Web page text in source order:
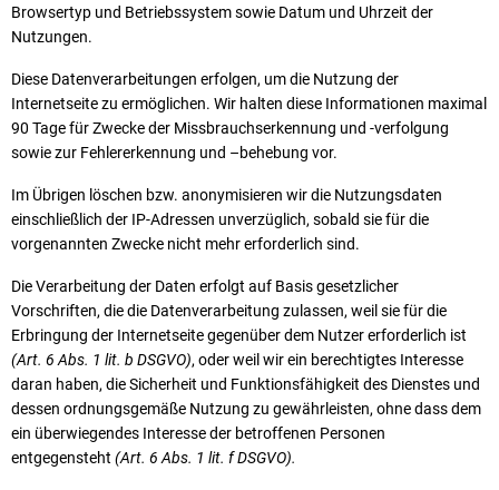
Browsertyp und Betriebssystem sowie Datum und Uhrzeit der
Nutzungen.
Diese Datenverarbeitungen erfolgen, um die Nutzung der
Internetseite zu ermöglichen. Wir halten diese Informationen maximal
90 Tage für Zwecke der Missbrauchserkennung und -verfolgung
sowie zur Fehlererkennung und –behebung vor.
Im Übrigen löschen bzw. anonymisieren wir die Nutzungsdaten
einschließlich der IP-Adressen unverzüglich, sobald sie für die
vorgenannten Zwecke nicht mehr erforderlich sind.
Die Verarbeitung der Daten erfolgt auf Basis gesetzlicher
Vorschriften, die die Datenverarbeitung zulassen, weil sie für die
Erbringung der Internetseite gegenüber dem Nutzer erforderlich ist
(Art. 6 Abs. 1 lit. b DSGVO), oder weil wir ein berechtigtes Interesse
daran haben, die Sicherheit und Funktionsfähigkeit des Dienstes und
dessen ordnungsgemäße Nutzung zu gewährleisten, ohne dass dem
ein überwiegendes Interesse der betroffenen Personen
entgegensteht (Art. 6 Abs. 1 lit. f DSGVO).